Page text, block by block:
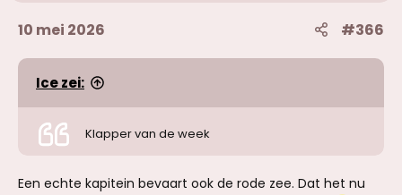
10 mei 2026 #366
Ice zei:
Klapper van de week
Een echte kapitein bevaart ook de rode zee. Dat het nu